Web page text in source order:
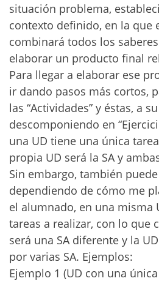
situación problema,
contexto definido, en la que
combinará todos los
elaborar un producto final
Para llegar a elaborar ese
ir dando pasos más cortos,
las “Actividades” y éstas, a
descomponiendo en
una UD tiene una única
propia UD será la SA y
Sin embargo, también
dependiendo de cómo me
el alumnado, en una misma
tareas a realizar, con lo que
será una SA diferente y la
por varias SA. Ejemplos:
Ejemplo 1 (UD con una